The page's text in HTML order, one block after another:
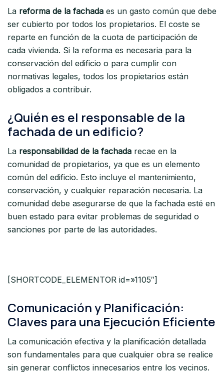
La reforma de la fachada es un gasto común que debe
ser cubierto por todos los propietarios. El coste se
reparte en función de la cuota de participación de
cada vivienda. Si la reforma es necesaria para la
conservación del edificio o para cumplir con
normativas legales, todos los propietarios están
obligados a contribuir.
¿Quién es el responsable de la
fachada de un edificio?
La responsabilidad de la fachada recae en la
comunidad de propietarios, ya que es un elemento
común del edificio. Esto incluye el mantenimiento,
conservación, y cualquier reparación necesaria. La
comunidad debe asegurarse de que la fachada esté en
buen estado para evitar problemas de seguridad o
sanciones por parte de las autoridades.
[SHORTCODE_ELEMENTOR id=»1105″]
Comunicación y Planificación:
Claves para una Ejecución Eficiente
La comunicación efectiva y la planificación detallada
son fundamentales para que cualquier obra se realice
sin generar conflictos innecesarios entre los vecinos.